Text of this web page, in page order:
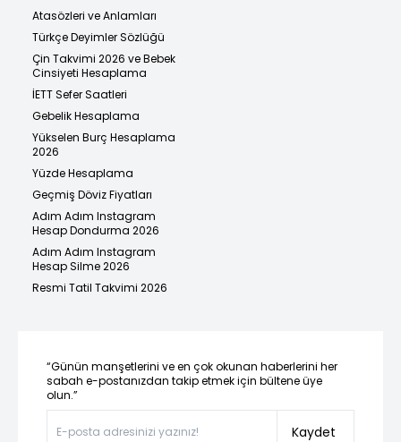
Atasözleri ve Anlamları
Türkçe Deyimler Sözlüğü
Çin Takvimi 2026 ve Bebek
Cinsiyeti Hesaplama
İETT Sefer Saatleri
Gebelik Hesaplama
Yükselen Burç Hesaplama
2026
Yüzde Hesaplama
Geçmiş Döviz Fiyatları
Adım Adım Instagram
Hesap Dondurma 2026
Adım Adım Instagram
Hesap Silme 2026
Resmi Tatil Takvimi 2026
“Günün manşetlerini ve en çok okunan haberlerini her
sabah e-postanızdan takip etmek için bültene üye
olun.”
Kaydet